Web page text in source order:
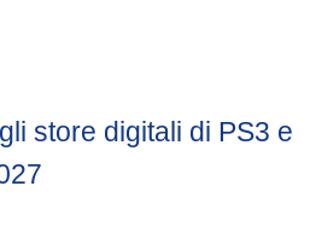
store digitali di PS3 e